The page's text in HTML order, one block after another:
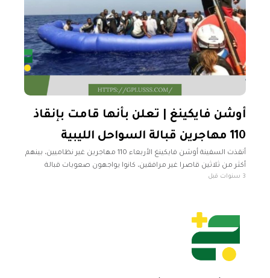
أوشن فايكينغ | تعلن بأنها قامت بإنقاذ
110 مهاجرين قبالة السواحل الليبية
أنقذت السفينة أوشن فايكينغ الأربعاء 110 مهاجرين غير نظاميين، بينهم
أكثر من ثلاثين قاصرا غير مرافقين، كانوا يواجهون صعوبات قبالة
السواحل الليبية. وأنقذت منظمة "إس أو إس المتوسط" منذ عام3 سنوات قبل